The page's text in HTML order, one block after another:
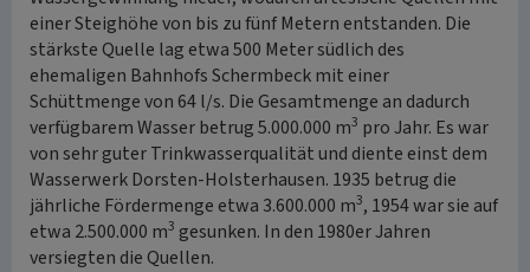
einer Steighöhe von bis zu fünf Metern entstanden. Die
stärkste Quelle lag etwa 500 Meter südlich des
ehemaligen Bahnhofs Schermbeck mit einer
Schüttmenge von 64 l/s. Die Gesamtmenge an dadurch
verfügbarem Wasser betrug 5.000.000 m3 pro Jahr. Es war
von sehr guter Trinkwasserqualität und diente einst dem
Wasserwerk Dorsten-Holsterhausen. 1935 betrug die
jährliche Fördermenge etwa 3.600.000 m3, 1954 war sie auf
etwa 2.500.000 m3 gesunken. In den 1980er Jahren
versiegten die Quellen.